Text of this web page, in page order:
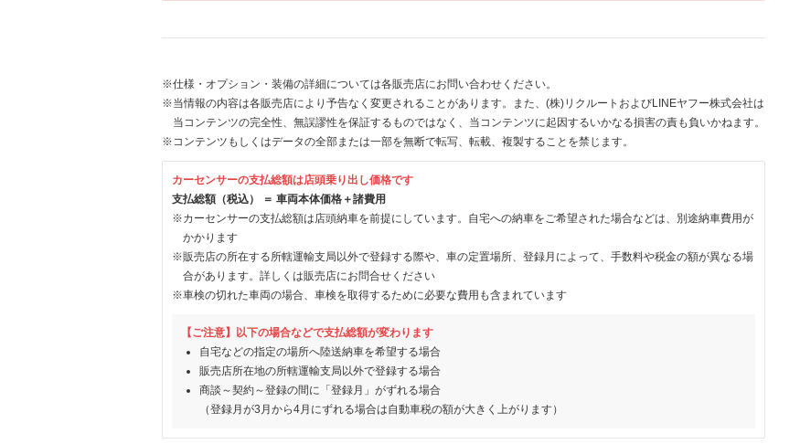
※仕様・オプション・装備の詳細については各販売店にお問い合わせください。
※当情報の内容は各販売店により予告なく変更されることがあります。また、(株)リクルートおよびLINEヤフー株式会社は
当コンテンツの完全性、無誤謬性を保証するものではなく、当コンテンツに起因するいかなる損害の責も負いかねます。
※コンテンツもしくはデータの全部または一部を無断で転写、転載、複製することを禁じます。
カーセンサーの支払総額は店頭乗り出し価格です
支払総額（税込） ＝ 車両本体価格＋諸費用
※カーセンサーの支払総額は店頭納車を前提にしています。自宅への納車をご希望された場合などは、別途納車費用が
かかります
※販売店の所在する所轄運輸支局以外で登録する際や、車の定置場所、登録月によって、手数料や税金の額が異なる場
合があります。詳しくは販売店にお問合せください
※車検の切れた車両の場合、車検を取得するために必要な費用も含まれています
【ご注意】以下の場合などで支払総額が変わります
自宅などの指定の場所へ陸送納車を希望する場合
販売店所在地の所轄運輸支局以外で登録する場合
商談～契約～登録の間に「登録月」がずれる場合
（登録月が3月から4月にずれる場合は自動車税の額が大きく上がります）